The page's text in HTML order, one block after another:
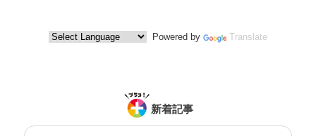
Powered by Translate
新着記事